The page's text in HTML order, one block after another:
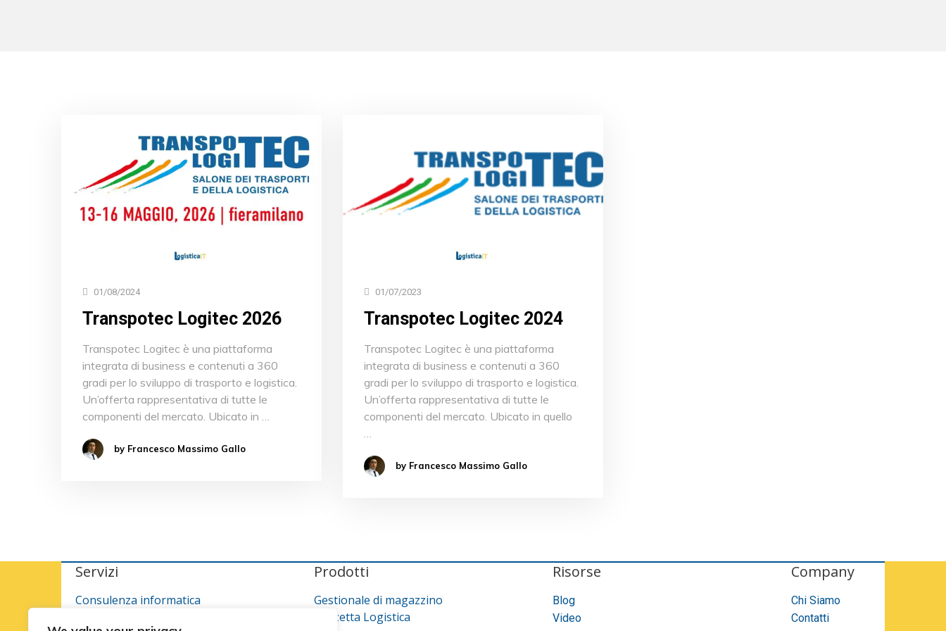
01/08/2024
Transpotec Logitec 2026
Transpotec Logitec è una piattaforma
integrata di business e contenuti a 360
gradi per lo sviluppo di trasporto e logistica.
Un’offerta rappresentativa di tutte le
componenti del mercato. Ubicato in …
by Francesco Massimo Gallo
01/07/2023
Transpotec Logitec 2024
Transpotec Logitec è una piattaforma
integrata di business e contenuti a 360
gradi per lo sviluppo di trasporto e logistica.
Un’offerta rappresentativa di tutte le
componenti del mercato. Ubicato in quello
by Francesco Massimo Gallo
Servizi
Consulenza informatica
Prodotti
Gestionale di magazzino
Gazzetta Logistica
Risorse
Blog
Video
Company
Chi Siamo
Contatti